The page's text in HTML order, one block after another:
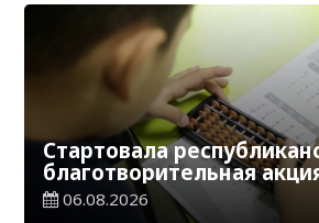
Стартовала
благотворительная
школу»
06.08.2026